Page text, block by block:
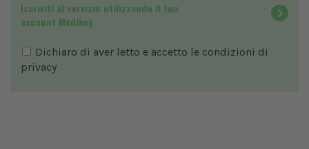
Iscriviti al servizio utilizzando il tuo
account Medikey
Dichiaro di aver letto e accetto le condizioni di
privacy